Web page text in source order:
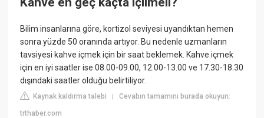
Bilim insanlarına göre, kortizol seviyesi uyandıktan hemen
sonra yüzde 50 oranında artıyor. Bu nedenle uzmanların
tavsiyesi kahve içmek için bir saat beklemek. Kahve içmek
için en iyi saatler ise 08.00-09.00, 12.00-13.00 ve 17.30-18.30
dışındaki saatler olduğu belirtiliyor.
Kaynak kaldırma talebi |Cevabın tamamını burada okuyun:
trthaber.com